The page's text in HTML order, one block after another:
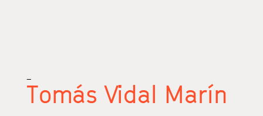
_
Tomás Vidal Marín